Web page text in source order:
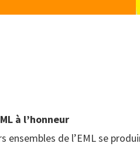
à l’honneur
ensembles de l’EML se